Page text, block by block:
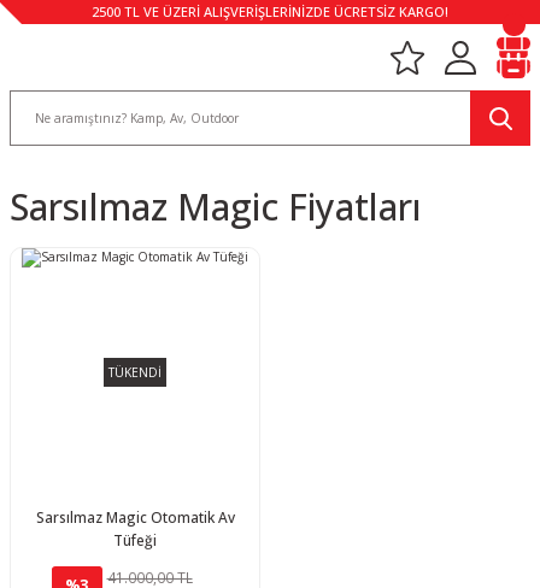
2500 TL VE ÜZERİ ALIŞVERİŞLERİNİZDE ÜCRETSİZ KARGO!
Sarsılmaz Magic Fiyatları
TÜKENDİ
Sarsılmaz Magic Otomatik Av
Tüfeği
41.000,00 TL